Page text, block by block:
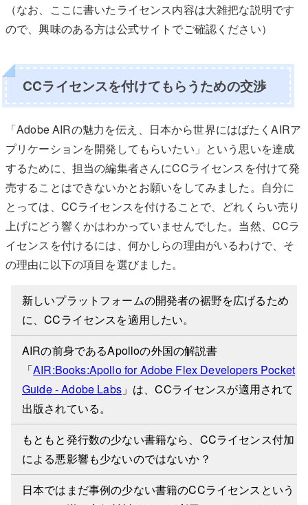
（なお、ここに書いたライセンス内容は大雑把な説明です
ので、興味のある方は公式サイトでご確認ください）
CCライセンスを付けてもらうための交渉
「Adobe AIRの魅力を伝え、日本から世界にはばたくAIRア
プリケーションを開発してもらいたい」という思いを達成
するために、担当の編集者さんにCCライセンスを付けて発
売することはできないかとお願いをしてみました。自分に
とっては、CCライセンスを付けることで、どれくらい売り
上げにどう響くかはわかっていませんでした。当然、CCラ
イセンスを付けるには、何かしらの理由がいるわけで、そ
の理由に以下の項目を選びました。
新しいプラットフォームの開発者の裾野を広げるため
に、CCライセンスを適用したい。
AIRの前身であるApolloの外国の解説書
「AIR:Books:Apollo for Adobe Flex Developers Pocket
Guide - Adobe Labs」は、CCライセンスが適用されて
出版されている。
もともと発行数の少ない書籍なら、CCライセンス付加
による悪影響も少ないのではないか？
日本ではまだ事例の少ない書籍のCCライセンスという